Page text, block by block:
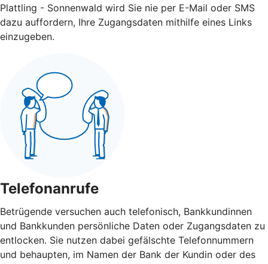
Plattling - Sonnenwald wird Sie nie per E-Mail oder SMS
dazu auffordern, Ihre Zugangsdaten mithilfe eines Links
einzugeben.
Telefonanrufe
Betrügende versuchen auch telefonisch, Bankkundinnen
und Bankkunden persönliche Daten oder Zugangsdaten zu
entlocken. Sie nutzen dabei gefälschte Telefonnummern
und behaupten, im Namen der Bank der Kundin oder des